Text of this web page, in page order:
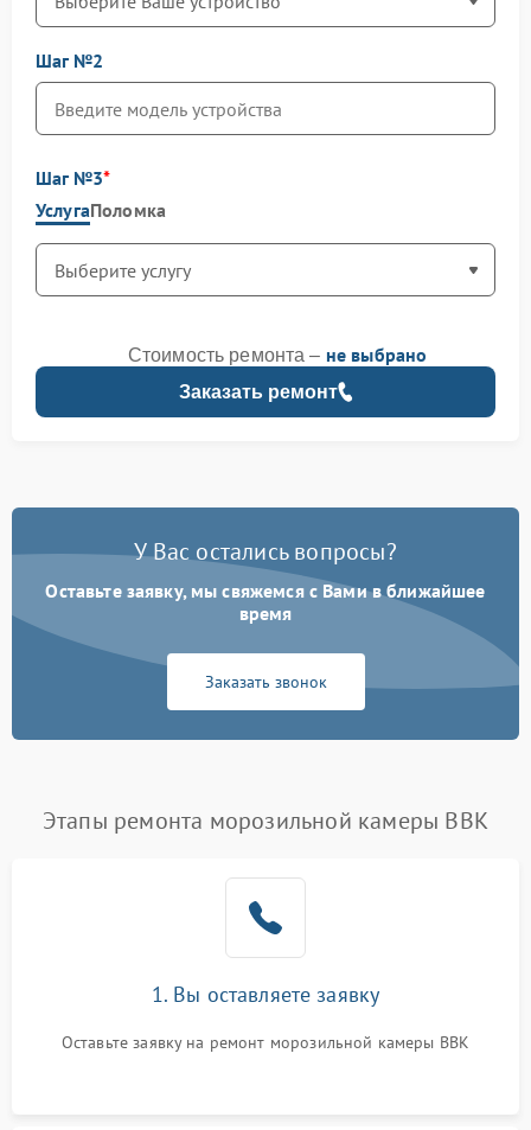
Шаг №2
Шаг №3
УслугаПоломка
Заказать ремонт
Стоимость ремонта – не выбрано
У Вас остались вопросы?
Оставьте заявку, мы свяжемся с Вами в ближайшее
время
Заказать звонок
Этапы ремонта морозильной камеры BBK
1. Вы оставляете заявку
Оставьте заявку на ремонт морозильной камеры BBK